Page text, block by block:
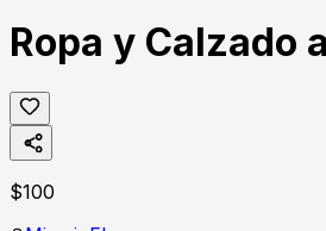
Ropa y Calzado
$100